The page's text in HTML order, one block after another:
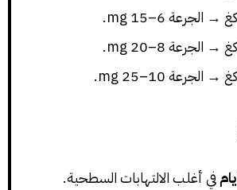
في أغلب الالتهابات السطحية.